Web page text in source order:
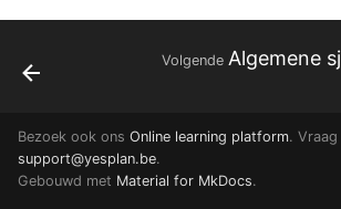
Volgende Algemene
Bezoek ook ons Online learning platform.
support@yesplan.be.
Gebouwd met Material for MkDocs.